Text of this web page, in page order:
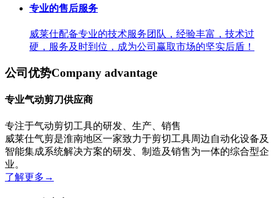
专业的售后服务
威莱仕配备专业的技术服务团队，经验丰富，技术过
硬，服务及时到位，成为公司赢取市场的坚实后盾！
公司优势Company advantage
专业气动剪刀供应商
专注于气动剪切工具的研发、生产、销售
威莱仕气剪是淮南地区一家致力于剪切工具周边自动化设备及
智能集成系统解决方案的研发、制造及销售为一体的综合型企
业。
了解更多 →